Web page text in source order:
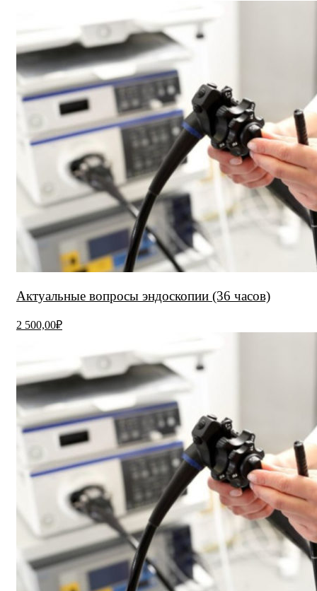
Актуальные вопросы эндоскопии (36 часов)
2 500,00₽